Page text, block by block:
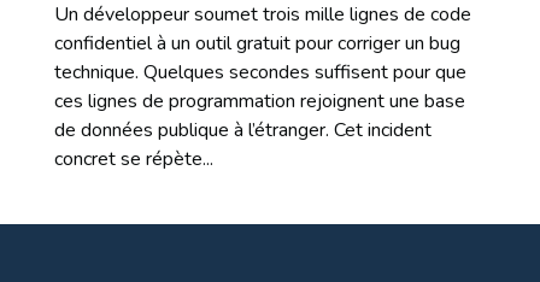
Un développeur soumet trois mille lignes de code
confidentiel à un outil gratuit pour corriger un bug
technique. Quelques secondes suffisent pour que
ces lignes de programmation rejoignent une base
de données publique à l’étranger. Cet incident
concret se répète...